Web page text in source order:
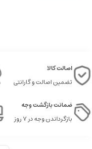
اصالت کالا
تضمین اصالت و گارانتی
ضمانت بازگشت وجه
بازگرداندن وجه در ۷ روز